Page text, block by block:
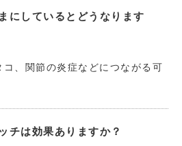
にしているとどうなります
、関節の炎症などにつながる可
チは効果ありますか？